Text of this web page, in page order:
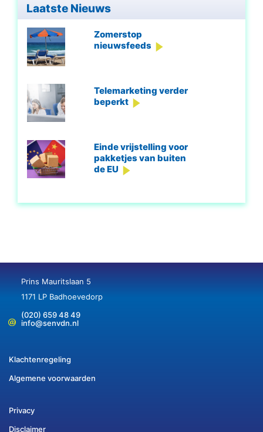
Laatste Nieuws
Zomerstop
nieuwsfeeds
Telemarketing verder
beperkt
Einde vrijstelling voor
pakketjes van buiten
de EU
Prins Mauritslaan 5
1171 LP Badhoevedorp
(020) 659 48 49
info@senvdn.nl
Klachtenregeling
Algemene voorwaarden
Privacy
Disclaimer